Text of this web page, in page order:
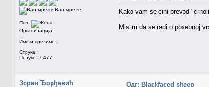
Ван мреже
Пол:
Организација:
Име и презиме:
Струка:
Поруке: 7.477
Kako vam se cini prevod
Mislim da se radi o posebnoj
Зоран Ђорђевић Одг: Blackfaced sheep